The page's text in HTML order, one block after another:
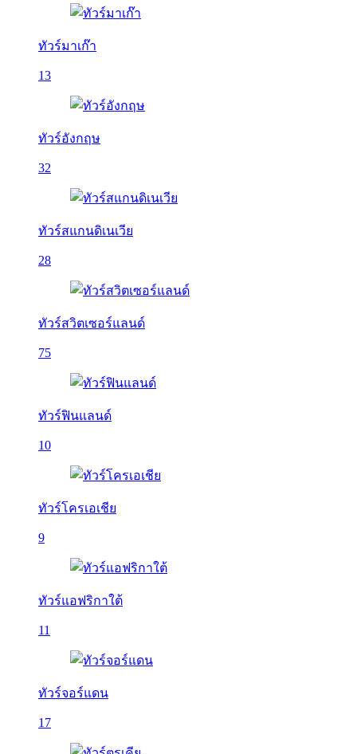
ทัวร์มาเก๊า
13
ทัวร์อังกฤษ
32
ทัวร์สแกนดิเนเวีย
28
ทัวร์สวิตเซอร์แลนด์
75
ทัวร์ฟินแลนด์
10
ทัวร์โครเอเชีย
9
ทัวร์แอฟริกาใต้
11
ทัวร์จอร์แดน
17